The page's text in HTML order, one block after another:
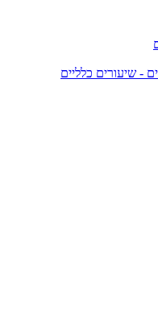
- שיעורים כלליים